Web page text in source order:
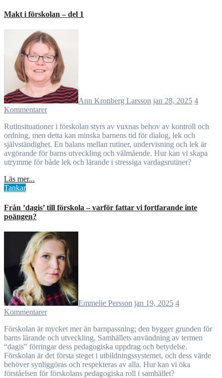
Makt i förskolan – del 1
Ann Kronberg Larsson jan 28, 2025 4
Kommentarer
Rutinsituationer i förskolan styrs av vuxnas behov av kontroll och
ordning, men detta kan minska barnens tid för dialog, lek och
självständighet. En balans mellan rutiner, undervisning och lek är
avgörande för barns utveckling och välmående. Hur kan vi skapa
utrymme för både lek och lärande i stressiga vardagsrutiner?
Läs mer...
Tankar
Från ’dagis’ till förskola – varför fattar vi fortfarande inte
poängen?
Emmelie Persson jan 19, 2025 4
Kommentarer
Förskolan är mycket mer än barnpassning; den bygger grunden för
barns lärande och utveckling. Samhällets användning av termen
“dagis” förringar dess pedagogiska uppdrag och betydelse.
Förskolan är det första steget i utbildningssystemet, och dess värde
behöver synliggöras och respekteras av alla. Hur kan vi öka
förståelsen för förskolans pedagogiska roll i samhället?